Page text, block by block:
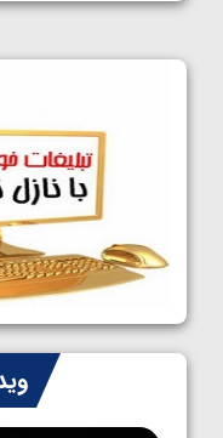
1405/05/11
کشتی آزاد
ایران مشخص
1405/05/08
کشتی فرنگی
سوم برای ایران
1405/05/07
ایران چشم به
کشتی فرنگی